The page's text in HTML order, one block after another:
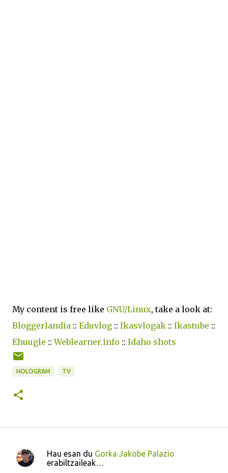
My content is free like GNU/Linux, take a look at:
Bloggerlandia :: Eduvlog :: Ikasvlogak :: Ikastube ::
Ehuugle ::Weblearner.info :: Idaho shots
HOLOGRAM TV
I
Hau esan du Gorka Jakobe Palazio
erabiltzaileak…